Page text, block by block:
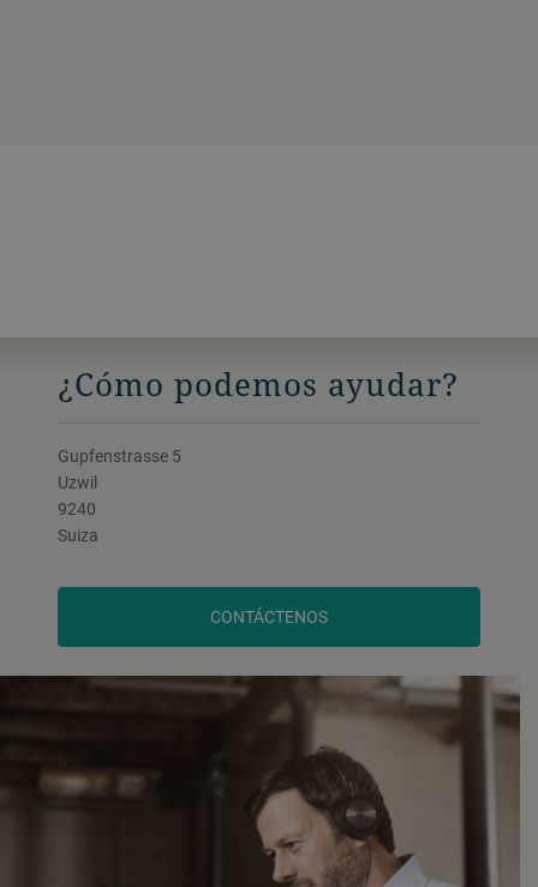
¿Cómo podemos ayudar?
Gupfenstrasse 5
Uzwil
9240
Suiza
CONTÁCTENOS